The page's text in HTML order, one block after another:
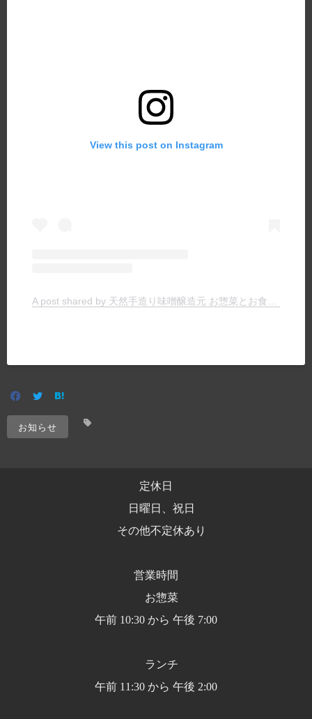
View this post on Instagram
お知らせ
定休日
日曜日、祝日
その他不定休あり
営業時間
お惣菜
午前 10:30 から 午後 7:00
ランチ
午前 11:30 から 午後 2:00